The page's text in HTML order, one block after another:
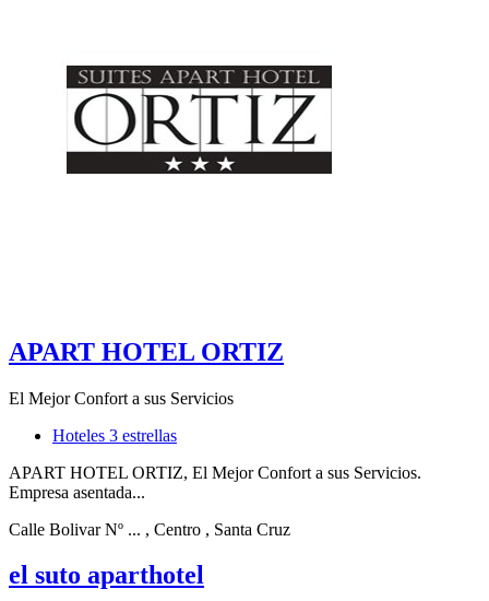
APART HOTEL ORTIZ
El Mejor Confort a sus Servicios
Hoteles 3 estrellas
APART HOTEL ORTIZ, El Mejor Confort a sus Servicios.
Empresa asentada...
Calle Bolivar Nº ... , Centro , Santa Cruz
el suto aparthotel